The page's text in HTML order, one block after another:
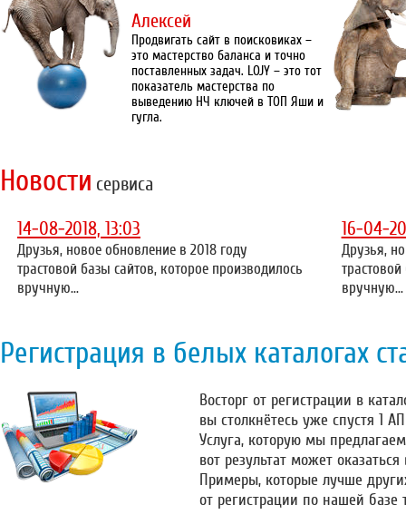
Алексей
Продвигать сайт в поисковиках –
это мастерство баланса и точно
поставленных задач. LOJY – это тот
показатель мастерства по
выведению НЧ ключей в ТОП Яши и
гугла.
Новости сервиса
14-08-2018, 13:03
Друзья, новое обновление в 2018 году
трастовой базы сайтов, которое производилось
вручную...
16-04-
Друзья,
вручную...
Регистрация в белых каталогах
Восторг от регистрации в
вы столкнётесь уже спустя 1
Услуга, которую мы
вот результат может
Примеры, которые лучше
от регистрации по нашей базе